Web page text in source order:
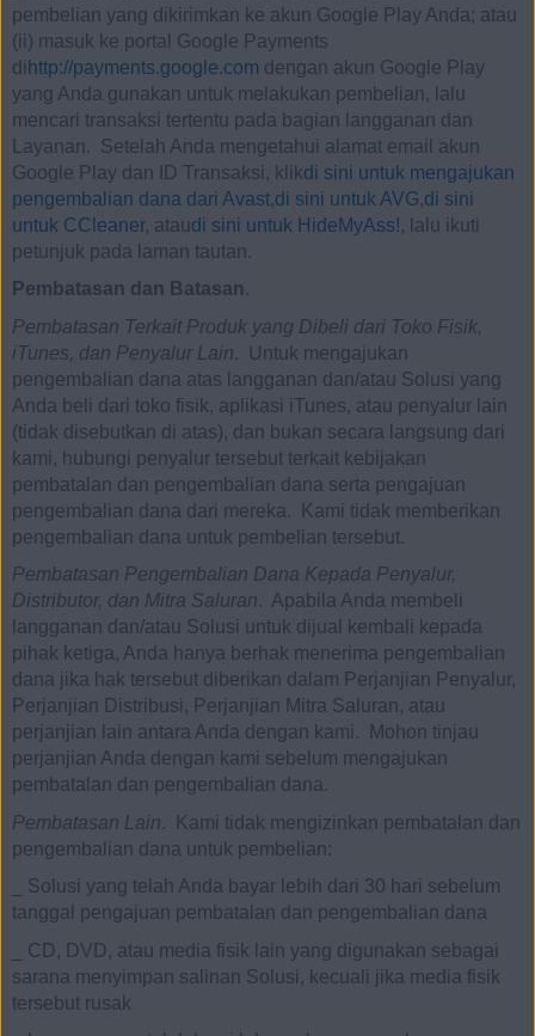
pembelian yang dikirimkan ke akun Google Play Anda; atau
(ii) masuk ke portal Google Payments
di http://payments.google.com dengan akun Google Play
yang Anda gunakan untuk melakukan pembelian, lalu
mencari transaksi tertentu pada bagian langganan dan
Layanan. Setelah Anda mengetahui alamat email akun
Google Play dan ID Transaksi, klikdi sini untuk mengajukan
pengembalian dana dari Avast,di sini untuk AVG,di sini
untuk CCleaner, ataudi sini untuk HideMyAss!, lalu ikuti
petunjuk pada laman tautan.
Pembatasan dan Batasan.
Pembatasan Terkait Produk yang Dibeli dari Toko Fisik,
iTunes, dan Penyalur Lain. Untuk mengajukan
pengembalian dana atas langganan dan/atau Solusi yang
Anda beli dari toko fisik, aplikasi iTunes, atau penyalur lain
(tidak disebutkan di atas), dan bukan secara langsung dari
kami, hubungi penyalur tersebut terkait kebijakan
pembatalan dan pengembalian dana serta pengajuan
pengembalian dana dari mereka. Kami tidak memberikan
pengembalian dana untuk pembelian tersebut.
Pembatasan Pengembalian Dana Kepada Penyalur,
Distributor, dan Mitra Saluran. Apabila Anda membeli
langganan dan/atau Solusi untuk dijual kembali kepada
pihak ketiga, Anda hanya berhak menerima pengembalian
dana jika hak tersebut diberikan dalam Perjanjian Penyalur,
Perjanjian Distribusi, Perjanjian Mitra Saluran, atau
perjanjian lain antara Anda dengan kami. Mohon tinjau
perjanjian Anda dengan kami sebelum mengajukan
pembatalan dan pengembalian dana.
Pembatasan Lain. Kami tidak mengizinkan pembatalan dan
pengembalian dana untuk pembelian:
Solusi yang telah Anda bayar lebih dari 30 hari sebelum
tanggal pengajuan pembatalan dan pengembalian dana
CD, DVD, atau media fisik lain yang digunakan sebagai
sarana menyimpan salinan Solusi, kecuali jika media fisik
tersebut rusak